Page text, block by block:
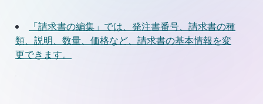
「請求書の編集」では、発注書番号、請求書の種
類、説明、数量、価格など、請求書の基本情報を変
更できます。